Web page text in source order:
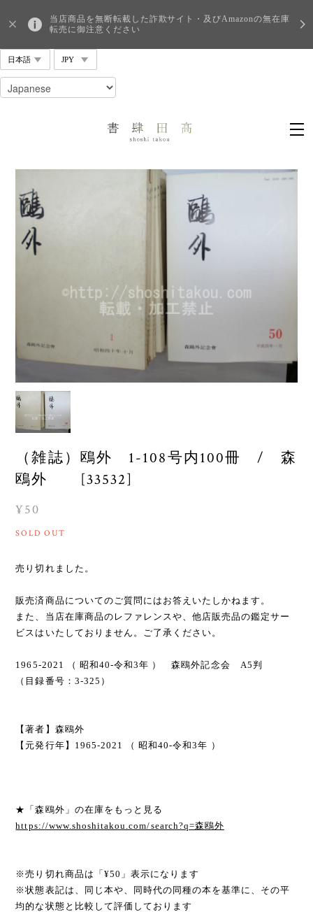
当店商品を無断転載した詐欺サイト・及びAmazonの無在庫
転売に御注意ください
（雑誌）鴎外 1-108号内100冊 / 森
鴎外 [33532]
¥50
SOLD OUT
売り切れました。
販売済商品についてのご質問にはお答えいたしかねます。
また、当店在庫商品のレファレンスや、他店販売品の鑑定サー
ビスはいたしておりません。ご了承ください。
1965-2021 （ 昭和40-令和3年 ） 森鴎外記念会 A5判
（目録番号：3-325）
【著者】森鴎外
【元発行年】1965-2021 （ 昭和40-令和3年 ）
★「森鴎外」の在庫をもっと見る
https://www.shoshitakou.com/search?q=森鴎外
※売り切れ商品は「¥50」表示になります
※状態表記は、同じ本や、同時代の同種の本を基準に、その平
均的な状態と比較して評価しております